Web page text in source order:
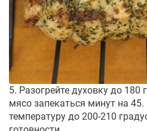
5. Разогрейте духовку до 180
мясо запекаться минут на 45.
температуру до 200-210